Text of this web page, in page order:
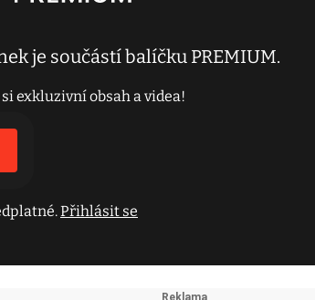
je součástí balíčku PREMIUM.
exkluzivní obsah a videa!
Přihlásit se